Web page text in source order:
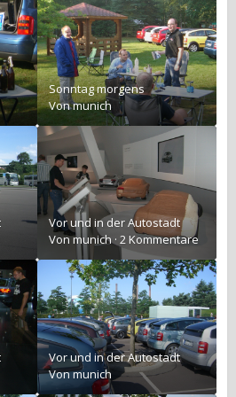
Sonntag morgens
Vonmunich
Vor und in der Autostadt
Vonmunich· 2 Kommentare
Vor und in der Autostadt
Vonmunich